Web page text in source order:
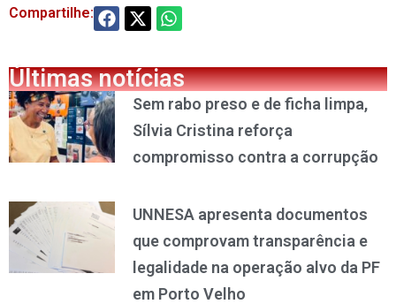
Compartilhe:
Últimas notícias
Sem rabo preso e de ficha limpa,
Sílvia Cristina reforça
compromisso contra a corrupção
UNNESA apresenta documentos
que comprovam transparência e
legalidade na operação alvo da PF
em Porto Velho